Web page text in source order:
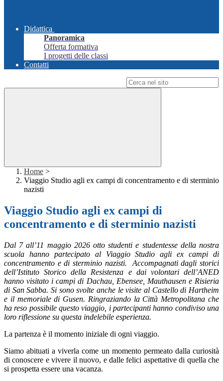
Didattica
Panoramica
Offerta formativa
I progetti delle classi
Contatti
Home >
Viaggio Studio agli ex campi di concentramento e di sterminio
nazisti
Viaggio Studio agli ex campi di
concentramento e di sterminio nazisti
Dal 7 all’11 maggio 2026 otto studenti e studentesse della nostra
scuola hanno partecipato al Viaggio Studio agli ex campi di
concentramento e di sterminio nazisti.
Accompagnati dagli storici
dell’Istituto Storico della Resistenza e dai volontari dell’ANED
hanno visitato i campi di Dachau, Ebensee, Mauthausen e Risieria
di San Sabba. Si sono svolte anche le visite al Castello di Hartheim
e il memoriale di Gusen. Ringraziando la Città Metropolitana che
ha reso possibile questo viaggio, i partecipanti hanno condiviso una
loro riflessione su questa indelebile esperienza.
La partenza è il momento iniziale di ogni viaggio.
Siamo abituati a viverla come un momento permeato dalla curiosità
di conoscere e vivere il nuovo, e dalle felici aspettative di quella che
si prospetta essere una vacanza.